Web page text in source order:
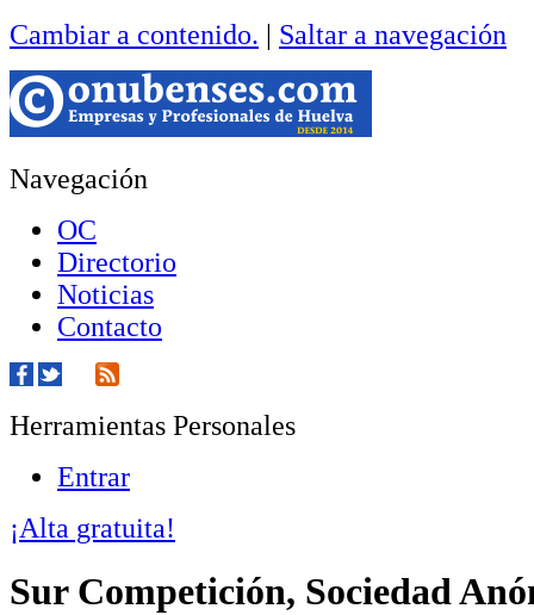
Cambiar a contenido. | Saltar a navegación
Navegación
OC
Directorio
Noticias
Contacto
Herramientas Personales
Entrar
¡Alta gratuita!
Sur Competición, Sociedad